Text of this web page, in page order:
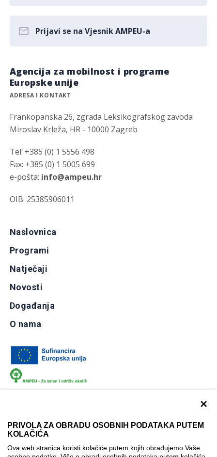
×
PRIVOLA ZA OBRADU OSOBNIH PODATAKA PUTEM
KOLAČIĆA
Ova web stranica koristi kolačiće putem kojih obrađujemo Vaše
Prijavi se na Vjesnik AMPEU-a
Agencija za mobilnost i programe
Europske unije
ADRESA I KONTAKT
Frankopanska 26, zgrada Leksikografskog zavoda
Miroslav Krleža, HR - 10000 Zagreb
Tel: +385 (0) 1 5556 498
Fax: +385 (0) 1 5005 699
e-pošta: info@ampeu.hr
OIB: 25385906011
Naslovnica
Programi
Natječaji
Novosti
Događanja
O nama
Izjava o pristupačnosti